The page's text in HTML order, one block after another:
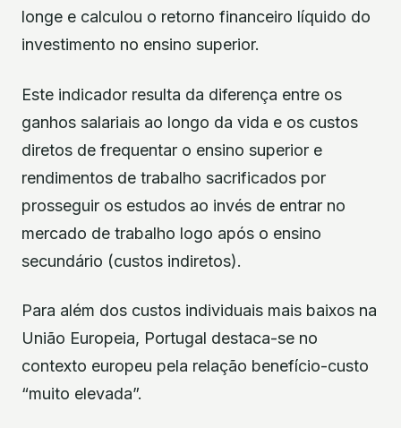
longe e calculou o retorno financeiro líquido do
investimento no ensino superior.
Este indicador resulta da diferença entre os
ganhos salariais ao longo da vida e os custos
diretos de frequentar o ensino superior e
rendimentos de trabalho sacrificados por
prosseguir os estudos ao invés de entrar no
mercado de trabalho logo após o ensino
secundário (custos indiretos).
Para além dos custos individuais mais baixos na
União Europeia, Portugal destaca-se no
contexto europeu pela relação benefício-custo
“muito elevada”.